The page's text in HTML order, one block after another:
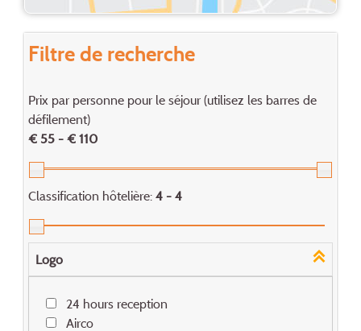
Filtre de recherche
Prix par personne pour le séjour (utilisez les barres de
défilement)
€ 55 - € 110
Classification hôtelière: 4 - 4
Logo
24 hours reception
Airco